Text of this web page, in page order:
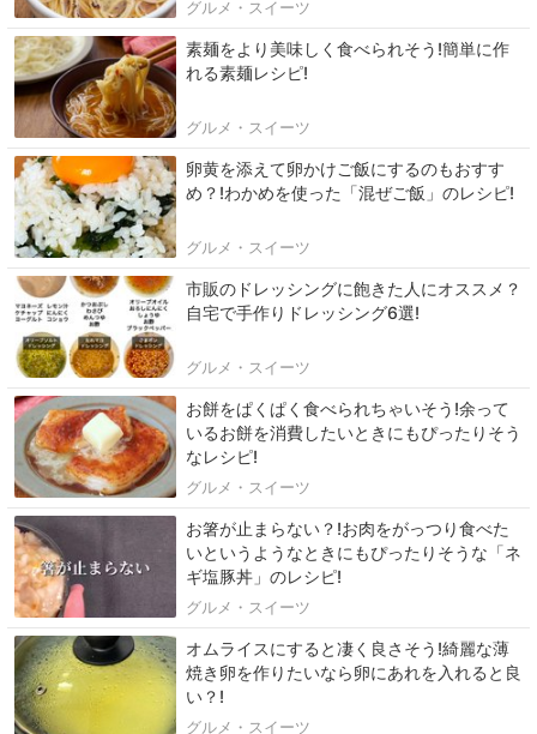
グルメ・スイーツ
素麺をより美味しく食べられそう!簡単に作
れる素麺レシピ!
グルメ・スイーツ
卵黄を添えて卵かけご飯にするのもおすす
め？!わかめを使った「混ぜご飯」のレシピ!
グルメ・スイーツ
市販のドレッシングに飽きた人にオススメ？
自宅で手作りドレッシング6選!
グルメ・スイーツ
お餅をぱくぱく食べられちゃいそう!余って
いるお餅を消費したいときにもぴったりそう
なレシピ!
グルメ・スイーツ
お箸が止まらない？!お肉をがっつり食べた
いというようなときにもぴったりそうな「ネ
ギ塩豚丼」のレシピ!
グルメ・スイーツ
オムライスにすると凄く良さそう!綺麗な薄
焼き卵を作りたいなら卵にあれを入れると良
い？!
グルメ・スイーツ